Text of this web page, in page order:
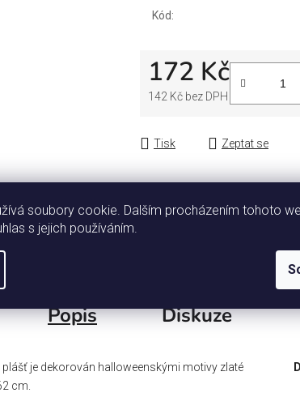
soubory cookie. Dalším procházením tohoto
s jejich používáním.
Kód:
172 Kč
142 Kč bez DPH
Tisk Zeptat se
Popis Diskuze
je dekorován halloweenskými motivy zlaté
cm.